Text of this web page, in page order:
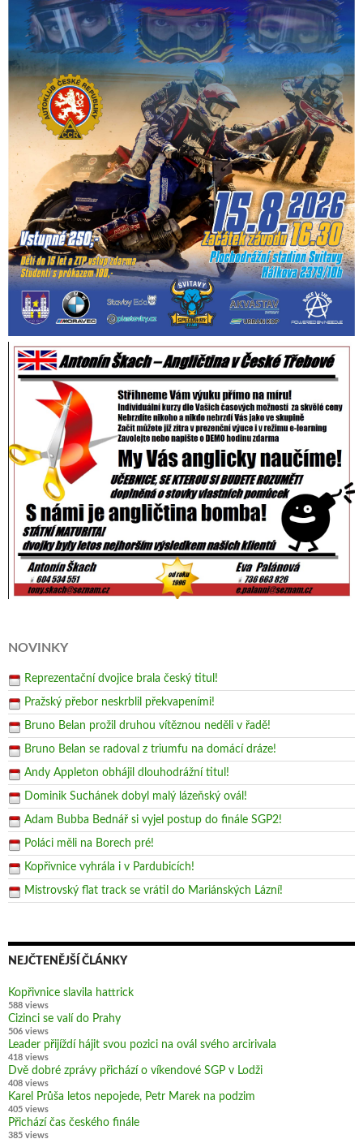
NOVINKY
Reprezentační dvojice brala český titul!
Pražský přebor neskrblil překvapeními!
Bruno Belan prožil druhou vítěznou neděli v řadě!
Bruno Belan se radoval z triumfu na domácí dráze!
Andy Appleton obhájil dlouhodrážní titul!
Dominik Suchánek dobyl malý lázeňský ovál!
Adam Bubba Bednář si vyjel postup do finále SGP2!
Poláci měli na Borech pré!
Kopřivnice vyhrála i v Pardubicích!
Mistrovský flat track se vrátil do Mariánských Lázní!
NEJČTENĚJŠÍ ČLÁNKY
Kopřivnice slavila hattrick
588 views
Cizinci se valí do Prahy
506 views
Leader přijíždí hájit svou pozici na ovál svého arcirivala
418 views
Dvě dobré zprávy přichází o víkendové SGP v Lodži
408 views
Karel Průša letos nepojede, Petr Marek na podzim
405 views
Přichází čas českého finále
385 views